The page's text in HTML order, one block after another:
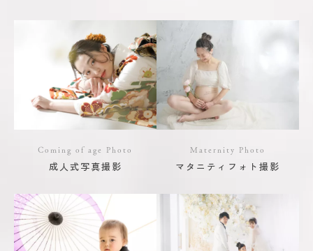
Coming of age Photo
成人式写真撮影
Maternity Photo
マタニティフォト撮影